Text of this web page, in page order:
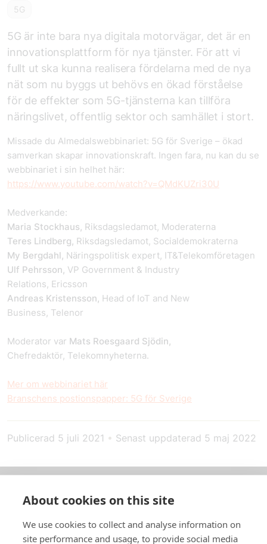
5G
5G är inte bara nya digitala motorvägar, det är en
innovationsplattform för nya tjänster. För att vi
fullt ut ska kunna realisera fördelarna med de nya
nät som nu byggs ut behövs en ökad förståelse
för de effekter som 5G-tjänsterna kan tillföra
näringslivet, offentlig sektor och samhället i stort.
Missade du Almedalswebbinariet: 5G för Sverige – ökad
samverkan skapar innovationskraft. Ingen fara, nu kan du se
webbinariet i sin helhet här:
https://www.youtube.com/watch?v=QMdKUZri30U
Medverkande:
Maria Stockhaus, Riksdagsledamot, Moderaterna
Teres Lindberg, Riksdagsledamot, Socialdemokraterna
My Bergdahl, Näringspolitisk expert, IT&Telekomföretagen
Ulf Pehrsson, VP Government & Industry
Relations, Ericsson
Andreas Kristensson, Head of IoT and New
Business, Telenor
Moderator var Mats Roesgaard Sjödin,
Chefredaktör, Telekomnyheterna.
Mer om webbinariet här
Branschens postionspapper: 5G för Sverige
Publicerad 5 juli 2021 • Senast uppdaterad 5 maj 2022
In English
About cookies on this site
We use cookies to collect and analyse information on
site performance and usage, to provide social media